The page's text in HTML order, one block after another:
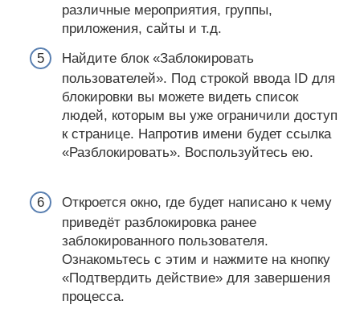
различные мероприятия, группы,
приложения, сайты и т.д.
Найдите блок «Заблокировать
пользователей». Под строкой ввода ID для
блокировки вы можете видеть список
людей, которым вы уже ограничили доступ
к странице. Напротив имени будет ссылка
«Разблокировать». Воспользуйтесь ею.
Откроется окно, где будет написано к чему
приведёт разблокировка ранее
заблокированного пользователя.
Ознакомьтесь с этим и нажмите на кнопку
«Подтвердить действие» для завершения
процесса.